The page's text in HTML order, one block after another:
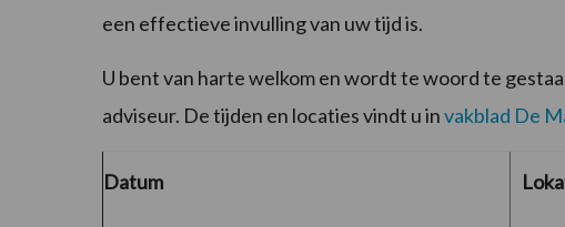
een effectieve invulling van uw tijd is.
U bent van harte welkom en wordt te woord te
adviseur. De tijden en locaties vindt u invakblad De
Datum